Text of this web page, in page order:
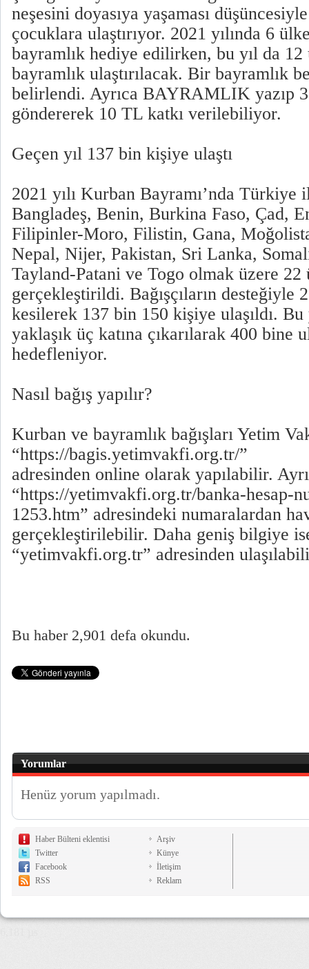
neşesini doyasıya yaşaması
çocuklara ulaştırıyor. 2021 yılında 6
bayramlık hediye edilirken, bu yıl da
bayramlık ulaştırılacak. Bir bayramlık
belirlendi. Ayrıca BAYRAMLIK yazıp
göndererek 10 TL katkı verilebiliyor.
Geçen yıl 137 bin kişiye ulaştı
2021 yılı Kurban Bayramı’nda
Bangladeş, Benin, Burkina Faso, Çad,
Filipinler-Moro, Filistin, Gana,
Nepal, Nijer, Pakistan, Sri Lanka,
Tayland-Patani ve Togo olmak üzere
gerçekleştirildi. Bağışçıların desteğiyle
kesilerek 137 bin 150 kişiye ulaşıldı. Bu
yaklaşık üç katına çıkarılarak 400 bine
hedefleniyor.
Nasıl bağış yapılır?
Kurban ve bayramlık bağışları Yetim
“https://bagis.yetimvakfi.org.tr/”
adresinden online olarak yapılabilir.
“https://yetimvakfi.org.tr/banka-hesap-
1253.htm” adresindeki numaralardan
gerçekleştirilebilir. Daha geniş bilgiye
“yetimvakfi.org.tr” adresinden
Bu haber 2,901 defa okundu.
Yorumlar
Henüz yorum yapılmadı.
Haber Bülteni eklentisi
Twitter
Facebook
RSS
Arşiv
Künye
İletişim
Reklam